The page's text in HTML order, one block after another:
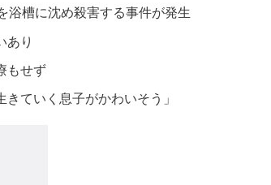
浴槽に沈め殺害する事件が発生
あり
もせず
ていく息子がかわいそう」